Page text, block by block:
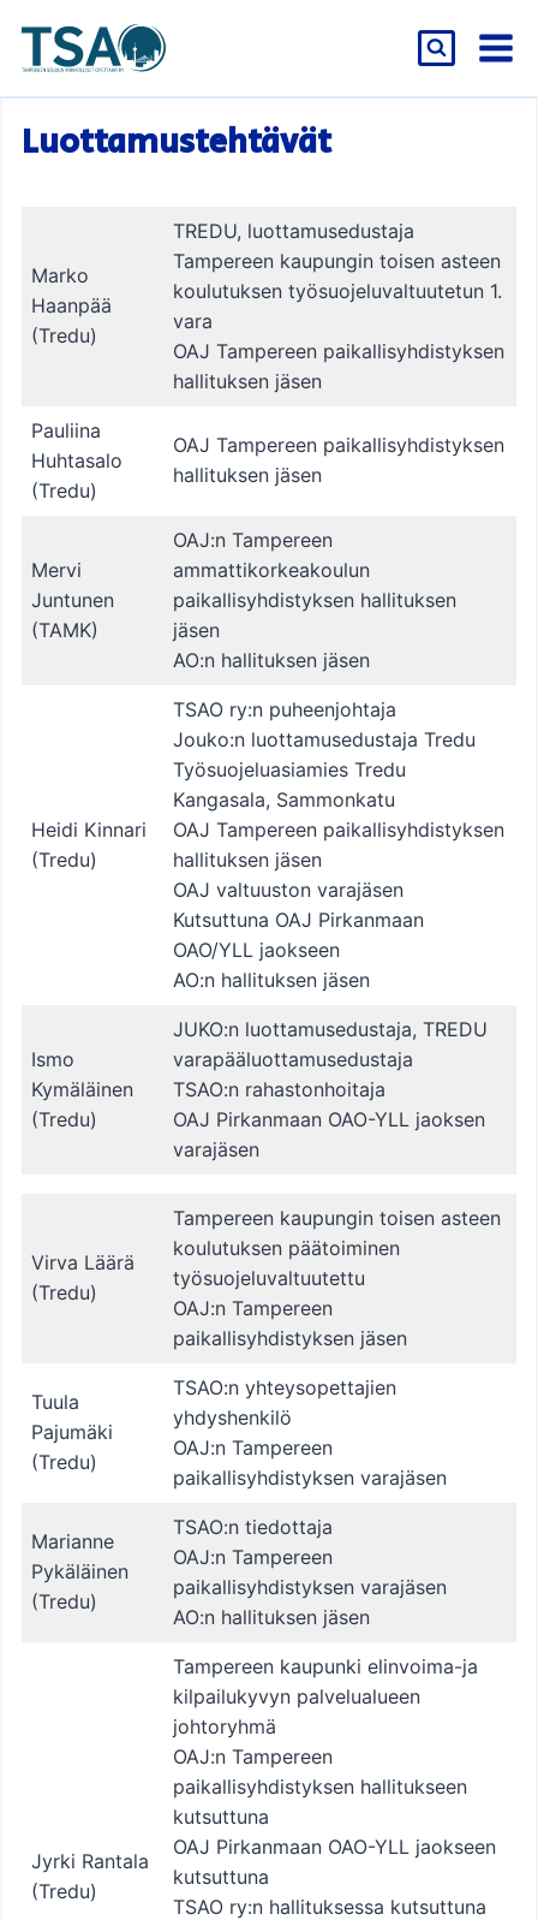
sisältöön
Luottamustehtävät
Marko
Haanpää
(Tredu)
TREDU, luottamusedustaja
Tampereen kaupungin toisen asteen
koulutuksen työsuojeluvaltuutetun 1.
vara
OAJ Tampereen paikallisyhdistyksen
hallituksen jäsen
Pauliina
Huhtasalo
(Tredu)
OAJ Tampereen paikallisyhdistyksen
hallituksen jäsen
Mervi
Juntunen
(TAMK)
OAJ:n Tampereen
ammattikorkeakoulun
paikallisyhdistyksen hallituksen
jäsen
AO:n hallituksen jäsen
Heidi Kinnari
(Tredu)
TSAO ry:n puheenjohtaja
Jouko:n luottamusedustaja Tredu
Työsuojeluasiamies Tredu
Kangasala, Sammonkatu
OAJ Tampereen paikallisyhdistyksen
hallituksen jäsen
OAJ valtuuston varajäsen
Kutsuttuna OAJ Pirkanmaan
OAO/YLL jaokseen
AO:n hallituksen jäsen
Ismo
Kymäläinen
(Tredu)
JUKO:n luottamusedustaja, TREDU
varapääluottamusedustaja
TSAO:n rahastonhoitaja
OAJ Pirkanmaan OAO-YLL jaoksen
varajäsen
Virva Läärä
(Tredu)
Tampereen kaupungin toisen asteen
koulutuksen päätoiminen
työsuojeluvaltuutettu
OAJ:n Tampereen
paikallisyhdistyksen jäsen
Tuula
Pajumäki
(Tredu)
TSAO:n yhteysopettajien
yhdyshenkilö
OAJ:n Tampereen
paikallisyhdistyksen varajäsen
Marianne
Pykäläinen
(Tredu)
TSAO:n tiedottaja
OAJ:n Tampereen
paikallisyhdistyksen varajäsen
AO:n hallituksen jäsen
Jyrki Rantala
(Tredu)
Tampereen kaupunki elinvoima-ja
kilpailukyvyn palvelualueen
johtoryhmä
OAJ:n Tampereen
paikallisyhdistyksen hallitukseen
kutsuttuna
OAJ Pirkanmaan OAO-YLL jaokseen
kutsuttuna
TSAO ry:n hallituksessa kutsuttuna